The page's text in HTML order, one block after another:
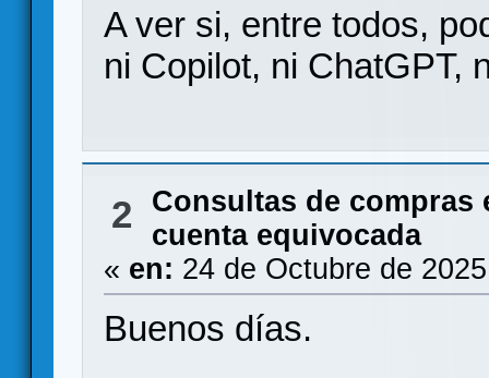
A ver si, entre todos,
ni Copilot, ni ChatGPT,
2
Consultas de compras
cuenta equivocada
« en: 24 de Octubre de
Buenos días.